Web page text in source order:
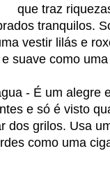
que traz
tranquilos.
vestir lilás e
suave como
- É um alegre
e só é visto
dos grilos. Usa
como uma